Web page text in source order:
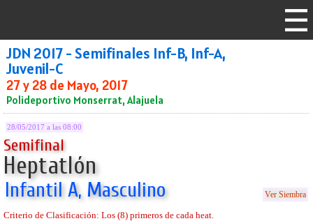
JDN 2017 - Semifinales Inf-B, Inf-A,
Juvenil-C
27 y 28 de Mayo, 2017
Polideportivo Monserrat, Alajuela
28/05/2017 a las 08:00
Semifinal
Heptatlón
Infantil A, Masculino Ver Siembra
Criterio de Clasificación: Los (8) primeros de cada heat.